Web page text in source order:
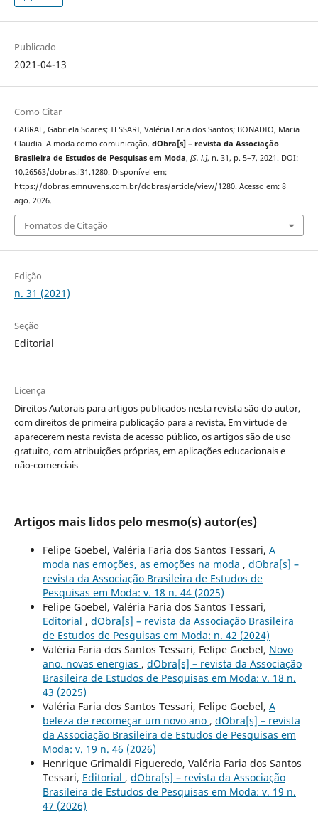
Publicado
2021-04-13
Como Citar
CABRAL, Gabriela Soares; TESSARI, Valéria Faria dos Santos; BONADIO, Maria
Claudia. A moda como comunicação. dObra[s] – revista da Associação
Brasileira de Estudos de Pesquisas em Moda, [S. l.], n. 31, p. 5–7, 2021. DOI:
10.26563/dobras.i31.1280. Disponível em:
https://dobras.emnuvens.com.br/dobras/article/view/1280. Acesso em: 8
ago. 2026.
Fomatos de Citação
Edição
n. 31 (2021)
Seção
Editorial
Licença
Direitos Autorais para artigos publicados nesta revista são do autor,
com direitos de primeira publicação para a revista. Em virtude de
aparecerem nesta revista de acesso público, os artigos são de uso
gratuito, com atribuições próprias, em aplicações educacionais e
não-comerciais
Artigos mais lidos pelo mesmo(s) autor(es)
Felipe Goebel, Valéria Faria dos Santos Tessari, A
moda nas emoções, as emoções na moda , dObra[s] –
revista da Associação Brasileira de Estudos de
Pesquisas em Moda: v. 18 n. 44 (2025)
Felipe Goebel, Valéria Faria dos Santos Tessari,
Editorial , dObra[s] – revista da Associação Brasileira
de Estudos de Pesquisas em Moda: n. 42 (2024)
Valéria Faria dos Santos Tessari, Felipe Goebel, Novo
ano, novas energias , dObra[s] – revista da Associação
Brasileira de Estudos de Pesquisas em Moda: v. 18 n.
43 (2025)
Valéria Faria dos Santos Tessari, Felipe Goebel, A
beleza de recomeçar um novo ano , dObra[s] – revista
da Associação Brasileira de Estudos de Pesquisas em
Moda: v. 19 n. 46 (2026)
Henrique Grimaldi Figueredo, Valéria Faria dos Santos
Tessari, Editorial , dObra[s] – revista da Associação
Brasileira de Estudos de Pesquisas em Moda: v. 19 n.
47 (2026)